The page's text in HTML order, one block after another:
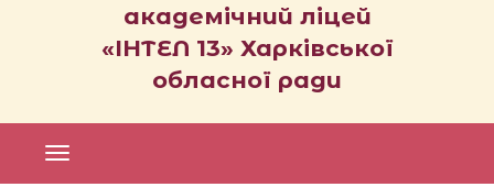
академічний ліцей
«ІНТЕЛ 13» Харківської
обласної ради